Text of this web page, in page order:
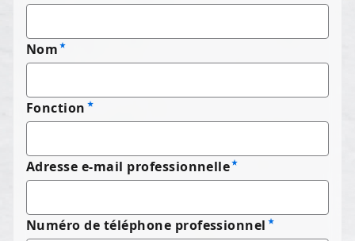
Nom
Fonction
Adresse e-mail professionnelle
Numéro de téléphone professionnel